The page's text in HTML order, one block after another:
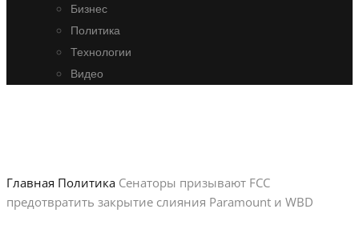
Бизнес
Политика
Технологии
Видео
Главная Политика Сенаторы призывают FCC
предотвратить закрытие слияния Paramount и WBD